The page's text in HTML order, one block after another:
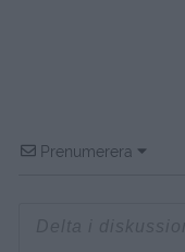
Prenumerera